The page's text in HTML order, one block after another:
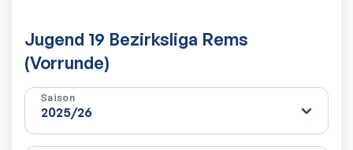
Jugend 19 Bezirksliga Rems
(Vorrunde)
Saison